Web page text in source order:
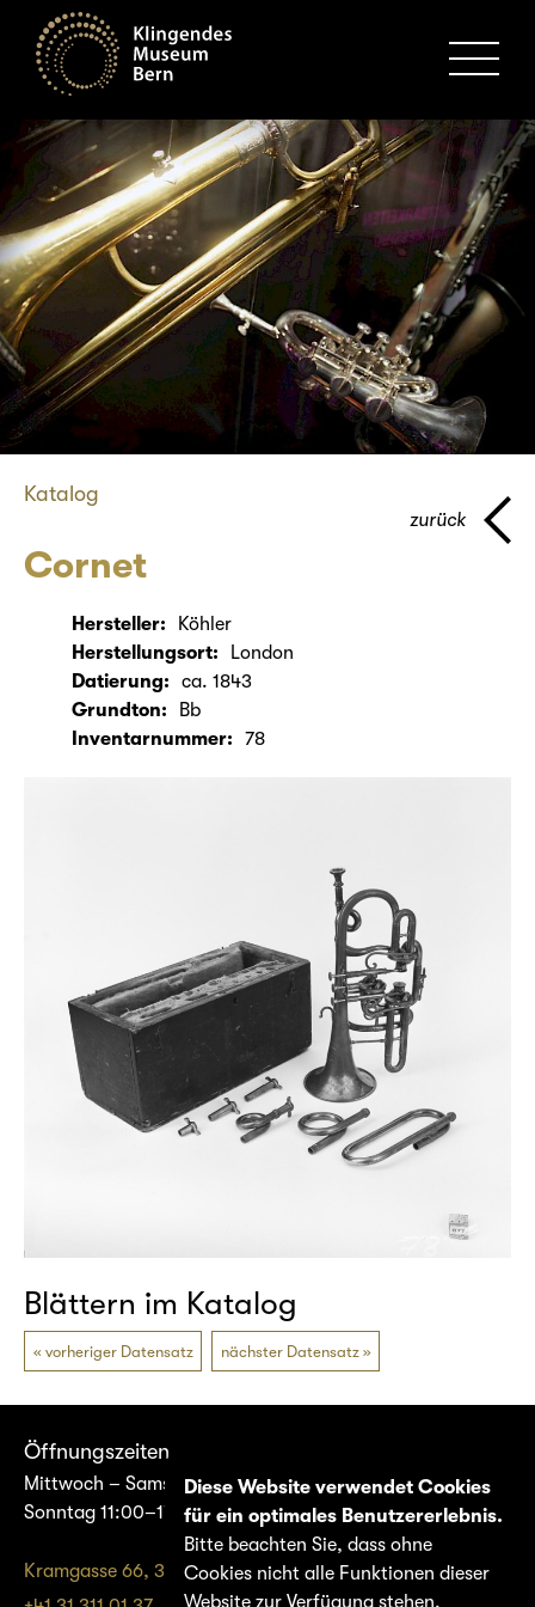
Katalog
Cornet
zurück
Hersteller:
Köhler
Herstellungsort:
London
Datierung:
ca. 1843
Grundton:
Bb
Inventarnummer:
78
Blättern im Katalog
vorheriger Datensatz nächster Datensatz
Öffnungszeiten
Mittwoch – Samstag 14:00–17:00
Sonntag 11:00–17:00
Kramgasse 66, 3011 Bern
Diese Website verwendet Cookies
für ein optimales Benutzererlebnis.
Bitte beachten Sie, dass ohne
Cookies nicht alle Funktionen dieser
Website zur Verfügung stehen.